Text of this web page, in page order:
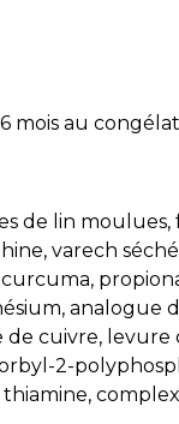
mois au
de lin moulues,
varech
analogue
cuivre, levure
2-